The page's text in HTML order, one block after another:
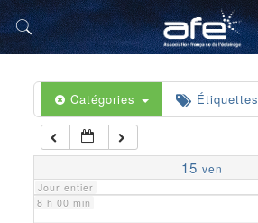
Catégories Étiquettes
15 ven
Jour entier
5 h 00 min
6 h 00 min
7 h 00 min
8 h 00 min